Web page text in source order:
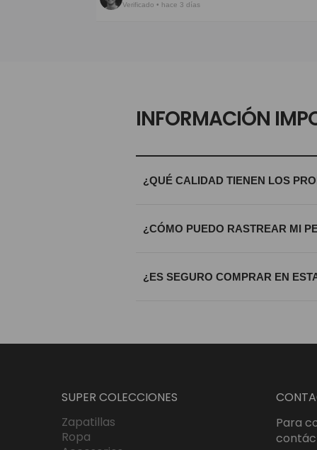
Verificado • hace 5 días
INFORMACIÓN
¿QUÉ CALIDAD TIENEN LOS
calidad riguroso antes de ser
¿CÓMO PUEDO RASTREAR MI
que sepas exactamente dónde se
¿ES SEGURO COMPRAR EN
SUPER COLECCIONES
Zapatillas
Ropa
Para